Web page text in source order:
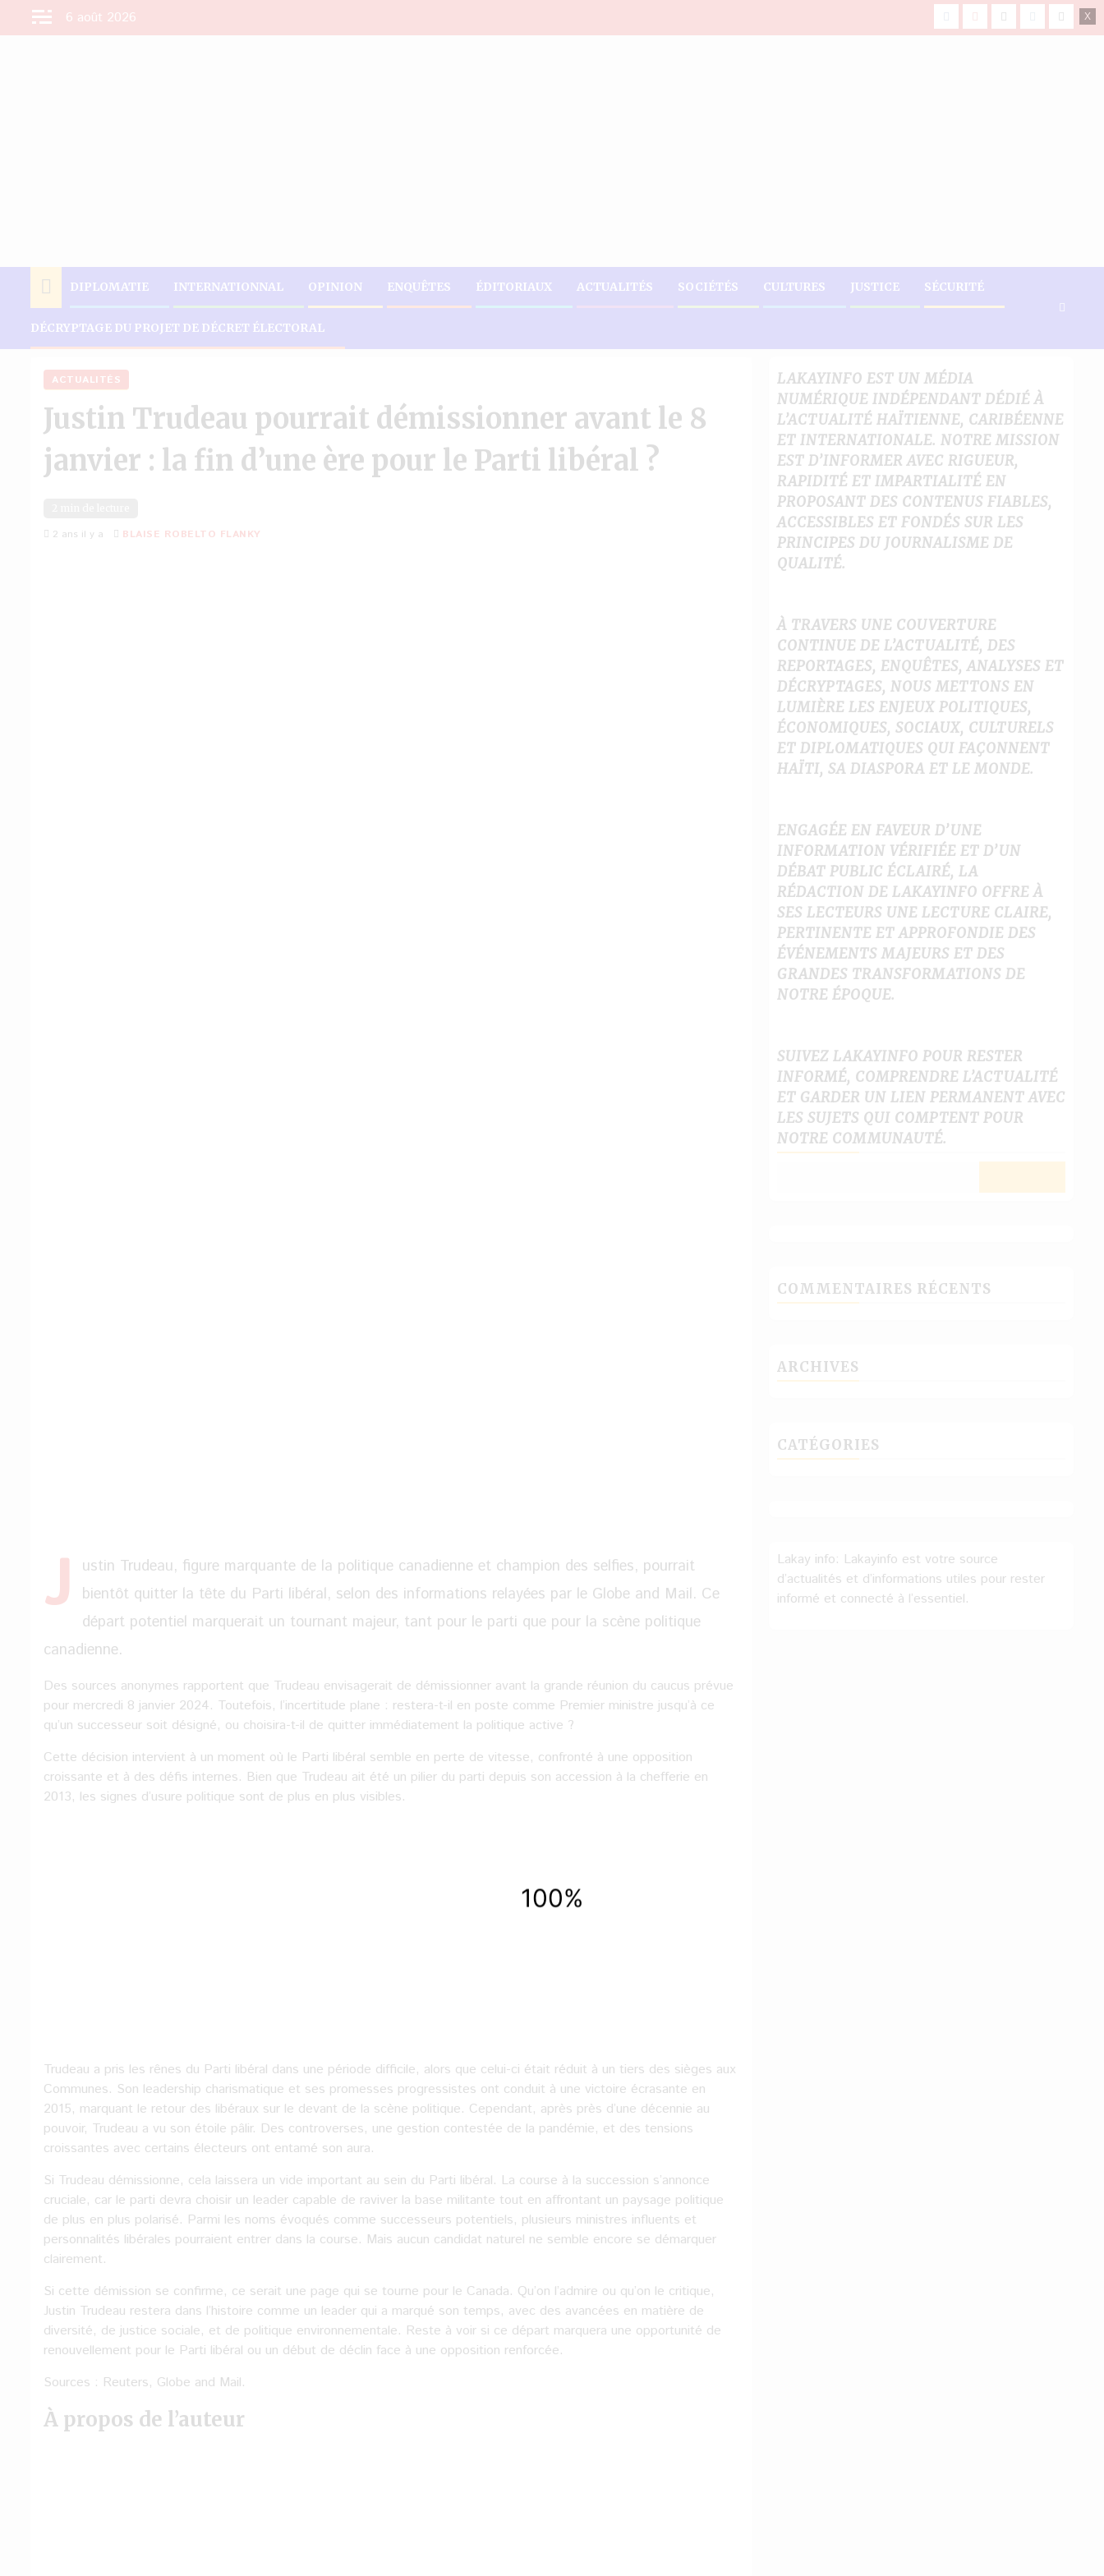
6 août 2026 facebookYoutube
X Instagram
Tiktok
DIPLOMATIE INTERNATIONNAL OPINION ENQUÊTES ÉDITORIAUX ACTUALITÉS SOCIÉTÉS CULTURES JUSTICE SÉCURITÉ
DÉCRYPTAGE DU PROJET DE DÉCRET ÉLECTORAL
Accueil Actualités Justin Trudeau pourrait démissionner avant le 8 janvier : la fin d’une ère pour le Parti libéral ?
ACTUALITÉS
Justin Trudeau pourrait démissionner avant le 8
janvier : la fin d’une ère pour le Parti libéral ?
2 ans il y a BLAISE ROBELTO FLANKY
J
ustin Trudeau, figure marquante de la politique canadienne et champion des selfies, pourrait
bientôt quitter la tête du Parti libéral, selon des informations relayées par le Globe and Mail. Ce
départ potentiel marquerait un tournant majeur, tant pour le parti que pour la scène politique
canadienne.
Des sources anonymes rapportent que Trudeau envisagerait de démissionner avant la grande réunion du caucus prévue
pour mercredi 8 janvier 2024. Toutefois, l’incertitude plane : restera-t-il en poste comme Premier ministre jusqu’à ce
qu’un successeur soit désigné, ou choisira-t-il de quitter immédiatement la politique active ?
Cette décision intervient à un moment où le Parti libéral semble en perte de vitesse, confronté à une opposition
croissante et à des défis internes. Bien que Trudeau ait été un pilier du parti depuis son accession à la chefferie en
2013, les signes d’usure politique sont de plus en plus visibles.
Trudeau a pris les rênes du Parti libéral dans une période difficile, alors que celui-ci était réduit à un tiers des sièges aux
Communes. Son leadership charismatique et ses promesses progressistes ont conduit à une victoire écrasante en
2015, marquant le retour des libéraux sur le devant de la scène politique. Cependant, après près d’une décennie au
pouvoir, Trudeau a vu son étoile pâlir. Des controverses, une gestion contestée de la pandémie, et des tensions
croissantes avec certains électeurs ont entamé son aura.
Si Trudeau démissionne, cela laissera un vide important au sein du Parti libéral. La course à la succession s’annonce
cruciale, car le parti devra choisir un leader capable de raviver la base militante tout en affrontant un paysage politique
de plus en plus polarisé. Parmi les noms évoqués comme successeurs potentiels, plusieurs ministres influents et
personnalités libérales pourraient entrer dans la course. Mais aucun candidat naturel ne semble encore se démarquer
clairement.
Si cette démission se confirme, ce serait une page qui se tourne pour le Canada. Qu’on l’admire ou qu’on le critique,
Justin Trudeau restera dans l’histoire comme un leader qui a marqué son temps, avec des avancées en matière de
diversité, de justice sociale, et de politique environnementale. Reste à voir si ce départ marquera une opportunité de
renouvellement pour le Parti libéral ou un début de déclin face à une opposition renforcée.
Sources : Reuters, Globe and Mail.
À propos de l’auteur
LAKAYINFO EST UN MÉDIA
NUMÉRIQUE INDÉPENDANT DÉDIÉ À
L’ACTUALITÉ HAÏTIENNE, CARIBÉENNE
ET INTERNATIONALE. NOTRE MISSION
EST D’INFORMER AVEC RIGUEUR,
RAPIDITÉ ET IMPARTIALITÉ EN
PROPOSANT DES CONTENUS FIABLES,
ACCESSIBLES ET FONDÉS SUR LES
PRINCIPES DU JOURNALISME DE
QUALITÉ.
À TRAVERS UNE COUVERTURE
CONTINUE DE L’ACTUALITÉ, DES
REPORTAGES, ENQUÊTES, ANALYSES ET
DÉCRYPTAGES, NOUS METTONS EN
LUMIÈRE LES ENJEUX POLITIQUES,
ÉCONOMIQUES, SOCIAUX, CULTURELS
ET DIPLOMATIQUES QUI FAÇONNENT
HAÏTI, SA DIASPORA ET LE MONDE.
ENGAGÉE EN FAVEUR D’UNE
INFORMATION VÉRIFIÉE ET D’UN
DÉBAT PUBLIC ÉCLAIRÉ, LA
RÉDACTION DE LAKAYINFO OFFRE À
SES LECTEURS UNE LECTURE CLAIRE,
PERTINENTE ET APPROFONDIE DES
ÉVÉNEMENTS MAJEURS ET DES
GRANDES TRANSFORMATIONS DE
NOTRE ÉPOQUE.
SUIVEZ LAKAYINFO POUR RESTER
INFORMÉ, COMPRENDRE L’ACTUALITÉ
ET GARDER UN LIEN PERMANENT AVEC
LES SUJETS QUI COMPTENT POUR
NOTRE COMMUNAUTÉ.
COMMENTAIRES RÉCENTS
ARCHIVES
CATÉGORIES
Lakay info: Lakayinfo est votre source
d’actualités et d’informations utiles pour rester
informé et connecté à l’essentiel.